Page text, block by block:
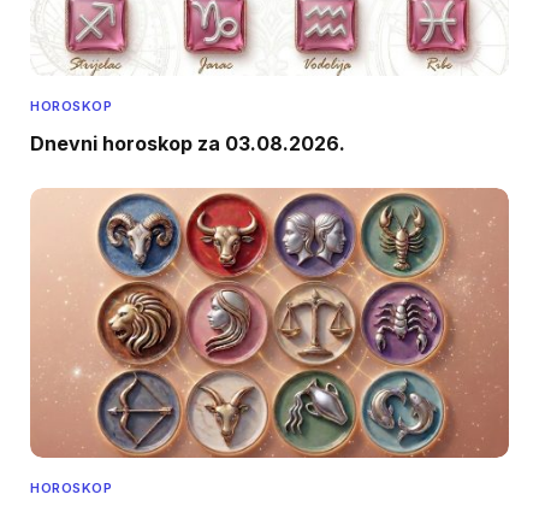
HOROSKOP
Dnevni horoskop za 03.08.2026.
HOROSKOP